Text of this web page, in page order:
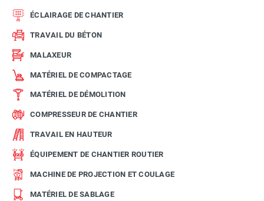
ÉCLAIRAGE DE CHANTIER
TRAVAIL DU BÉTON
MALAXEUR
MATÉRIEL DE COMPACTAGE
MATÉRIEL DE DÉMOLITION
COMPRESSEUR DE CHANTIER
TRAVAIL EN HAUTEUR
ÉQUIPEMENT DE CHANTIER ROUTIER
MACHINE DE PROJECTION ET COULAGE
MATÉRIEL DE SABLAGE